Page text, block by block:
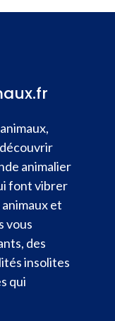
animalier
font vibrer
et
vous
des
insolites
qui